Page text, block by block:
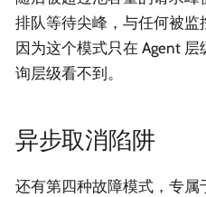
排队等待尖峰，与任何被
因为这个模式只在 Agent
询层级看不到。
异步取消陷阱
还有第四种故障模式，专属